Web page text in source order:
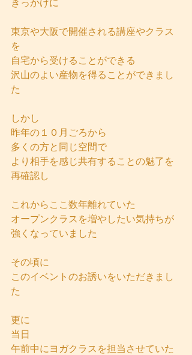
きっかけに
東京や大阪で開催される講座やクラス
を
自宅から受けることができる
沢山のよい産物を得ることができまし
た
しかし
昨年の１０月ごろから
多くの方と同じ空間で
より相手を感じ共有することの魅了を
再確認し
これからここ数年離れていた
オープンクラスを増やしたい気持ちが
強くなっていました
その頃に
このイベントのお誘いをいただきまし
た
更に
当日
午前中にヨガクラスを担当させていた